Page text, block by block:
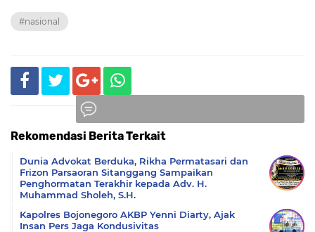
#nasional
Rekomendasi Berita Terkait
Dunia Advokat Berduka, Rikha Permatasari dan
Frizon Parsaoran Sitanggang Sampaikan
Penghormatan Terakhir kepada Adv. H.
Muhammad Sholeh, S.H.
Kapolres Bojonegoro AKBP Yenni Diarty, Ajak
Insan Pers Jaga Kondusivitas